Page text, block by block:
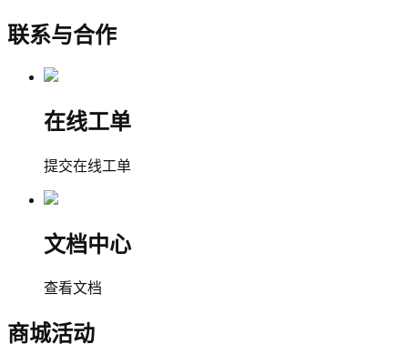
联系与合作
在线工单
提交在线工单
文档中心
查看文档
商城活动